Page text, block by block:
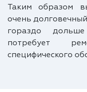
Таким образом
очень
гораздо
потребует
специфического